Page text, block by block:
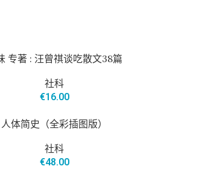
专著 : 汪曾祺谈吃散文38篇
社科
€16.00
人体简史（全彩插图版）
社科
€48.00